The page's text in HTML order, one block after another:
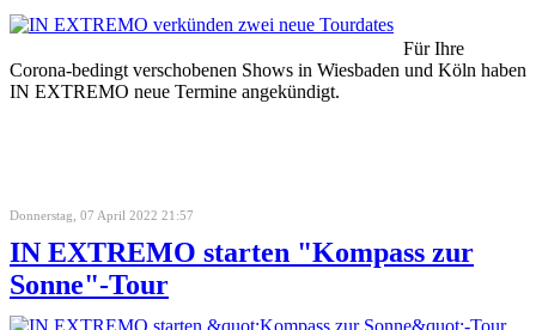
Für Ihre
Corona-bedingt verschobenen Shows in Wiesbaden und Köln haben
IN EXTREMO neue Termine angekündigt.
Donnerstag, 07 April 2022 21:57
IN EXTREMO starten "Kompass zur
Sonne"-Tour